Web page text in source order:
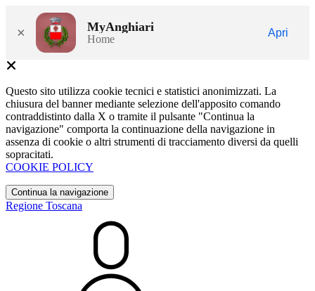
× MyAnghiari
Home
Apri
Questo sito utilizza cookie tecnici e statistici anonimizzati. La
chiusura del banner mediante selezione dell'apposito comando
contraddistinto dalla X o tramite il pulsante "Continua la
navigazione" comporta la continuazione della navigazione in
assenza di cookie o altri strumenti di tracciamento diversi da quelli
sopracitati.
COOKIE POLICY
Continua la navigazione
Regione Toscana